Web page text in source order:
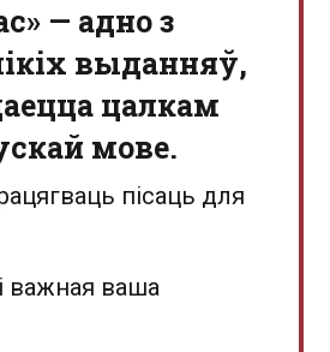
— адно з
выданняў,
цалкам
мове.
пісаць для
важная ваша